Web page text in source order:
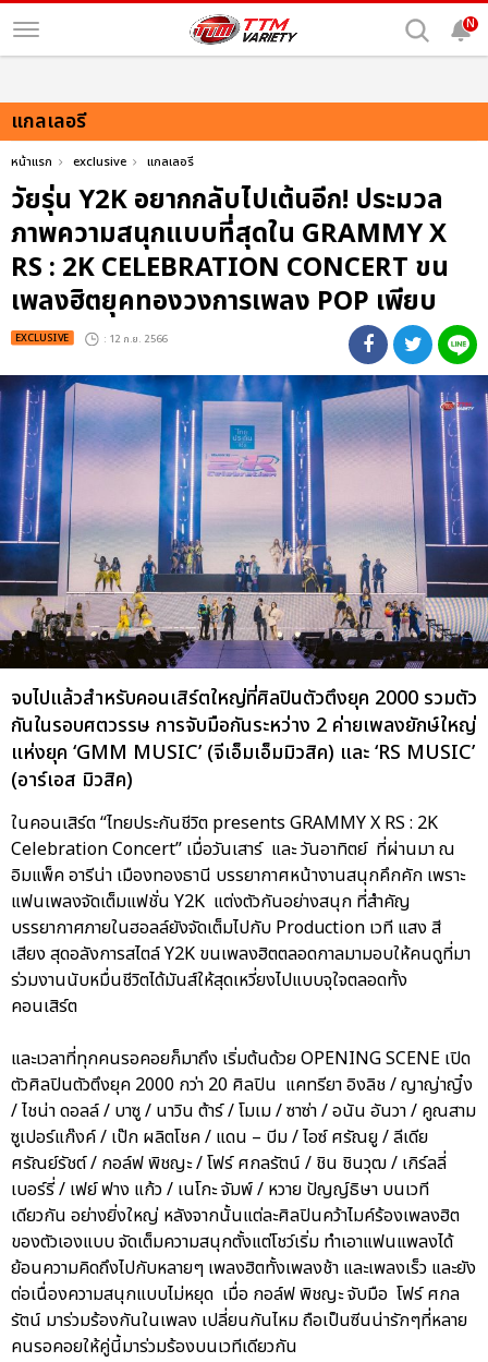
N
แกลเลอรี
หน้าแรก exclusive แกลเลอรี
วัยรุ่น Y2K อยากกลับไปเต้นอีก! ประมวล
ภาพความสนุกแบบที่สุดใน GRAMMY X
RS : 2K CELEBRATION CONCERT ขน
เพลงฮิตยุคทองวงการเพลง POP เพียบ
EXCLUSIVE : 12 ก.ย. 2566
จบไปแล้วสำหรับคอนเสิร์ตใหญ่ที่ศิลปินตัวตึงยุค 2000 รวมตัว
กันในรอบศตวรรษ การจับมือกันระหว่าง 2 ค่ายเพลงยักษ์ใหญ่
แห่งยุค ‘GMM MUSIC’ (จีเอ็มเอ็มมิวสิค) และ ‘RS MUSIC’
(อาร์เอส มิวสิค)
ในคอนเสิร์ต “ไทยประกันชีวิต presents GRAMMY X RS : 2K
Celebration Concert” เมื่อวันเสาร์ และ วันอาทิตย์ ที่ผ่านมา ณ
อิมแพ็ค อารีน่า เมืองทองธานี บรรยากาศหน้างานสนุกคึกคัก เพราะ
แฟนเพลงจัดเต็มแฟชั่น Y2K แต่งตัวกันอย่างสนุก ที่สำคัญ
บรรยากาศภายในฮอลล์ยังจัดเต็มไปกับ Production เวที แสง สี
เสียง สุดอลังการสไตล์ Y2K ขนเพลงฮิตตลอดกาลมามอบให้คนดูที่มา
ร่วมงานนับหมื่นชีวิตได้มันส์ให้สุดเหวี่ยงไปแบบจุใจตลอดทั้ง
คอนเสิร์ต
และเวลาที่ทุกคนรอคอยก็มาถึง เริ่มต้นด้วย OPENING SCENE เปิด
ตัวศิลปินตัวตึงยุค 2000 กว่า 20 ศิลปิน แคทรียา อิงลิช / ญาญ่าญิ๋ง
/ ไชน่า ดอลล์ / บาซู / นาวิน ต้าร์ / โมเม / ซาซ่า / อนัน อันวา / คูณสาม
ซูเปอร์แก๊งค์ / เป๊ก ผลิตโชค / แดน – บีม / ไอซ์ ศรัณยู / ลีเดีย
ศรัณย์รัชต์ / กอล์ฟ พิชญะ / โฟร์ ศกลรัตน์ / ชิน ชินวุฒ / เกิร์ลลี่
เบอร์รี่ / เฟย์ ฟาง แก้ว / เนโกะ จัมพ์ / หวาย ปัญญ์ธิษา บนเวที
เดียวกัน อย่างยิ่งใหญ่ หลังจากนั้นแต่ละศิลปินคว้าไมค์ร้องเพลงฮิต
ของตัวเองแบบ จัดเต็มความสนุกตั้งแต่โชว์เริ่ม ทำเอาแฟนแพลงได้
ย้อนความคิดถึงไปกับหลายๆ เพลงฮิตทั้งเพลงช้า และเพลงเร็ว และยัง
ต่อเนื่องความสนุกแบบไม่หยุด เมื่อ กอล์ฟ พิชญะ จับมือ โฟร์ ศกล
รัตน์ มาร่วมร้องกันในเพลง เปลี่ยนกันไหม ถือเป็นซีนน่ารักๆที่หลาย
คนรอคอยให้คู่นี้มาร่วมร้องบนเวทีเดียวกัน